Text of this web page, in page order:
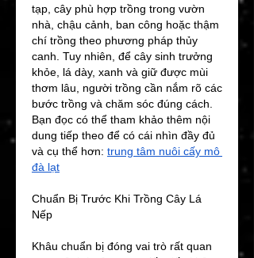
tạp, cây phù hợp trồng trong vườn
nhà, chậu cảnh, ban công hoặc thậm
chí trồng theo phương pháp thủy
canh. Tuy nhiên, để cây sinh trưởng
khỏe, lá dày, xanh và giữ được mùi
thơm lâu, người trồng cần nắm rõ các
bước trồng và chăm sóc đúng cách.
Bạn đọc có thể tham khảo thêm nội
dung tiếp theo để có cái nhìn đầy đủ
và cụ thể hơn: trung tâm nuôi cấy mô
đà lạt​
Chuẩn Bị Trước Khi Trồng Cây Lá
Nếp
Khâu chuẩn bị đóng vai trò rất quan